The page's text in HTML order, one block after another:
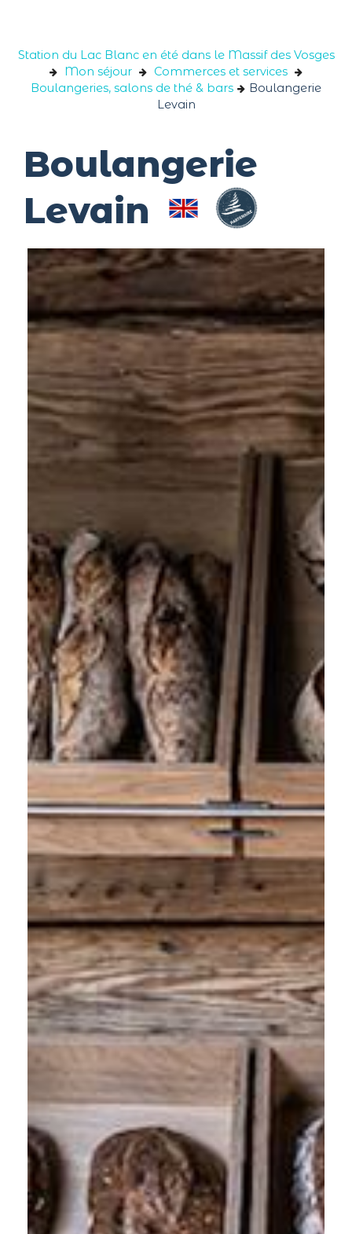
Station du Lac Blanc en été dans le Massif des Vosges
Mon séjour
Commerces et services
Boulangeries, salons de thé & bars
Boulangerie
Levain
Boulangerie
Levain